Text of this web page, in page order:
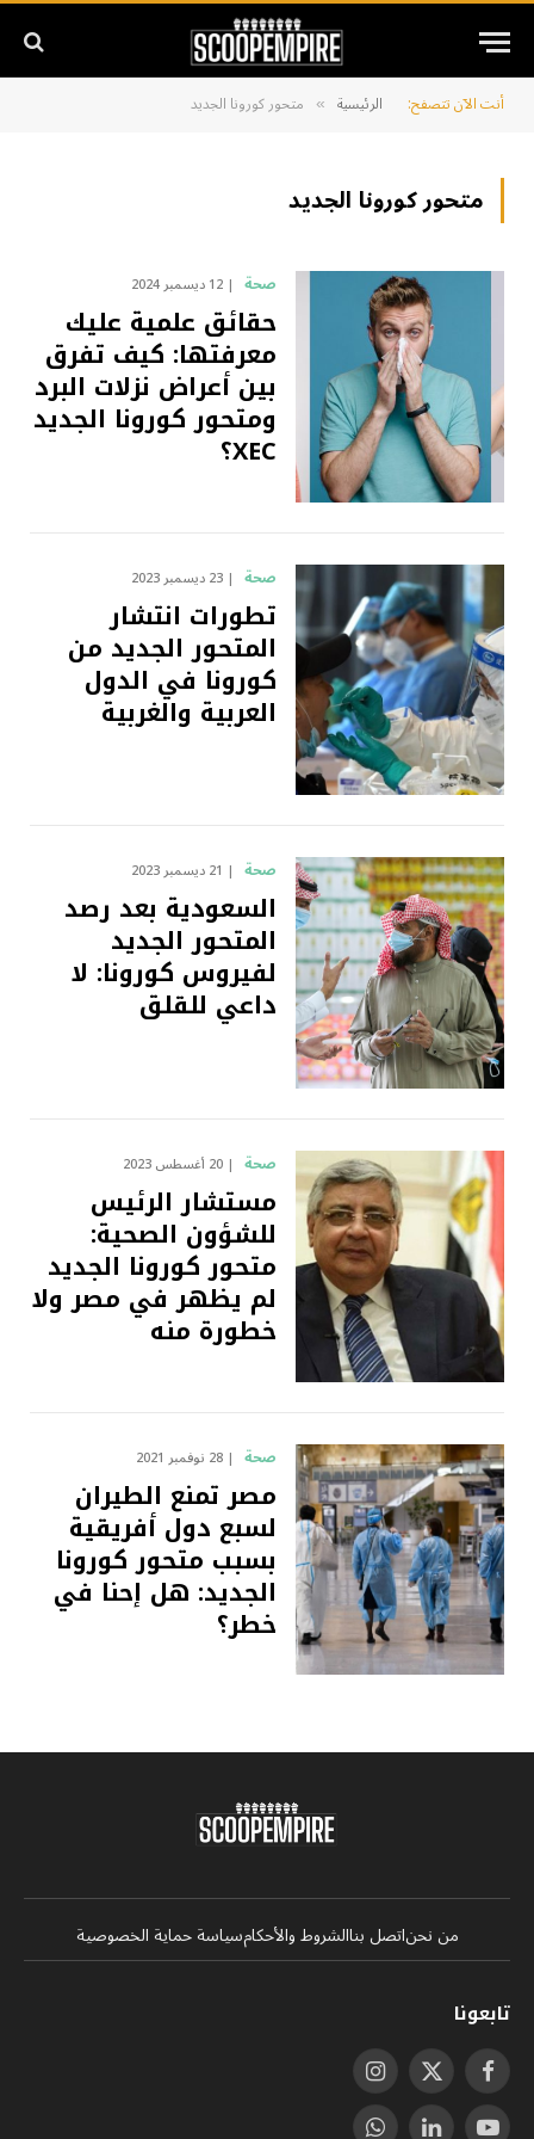
أنت الآن تتصفح: الرئيسية » متحور كورونا الجديد
متحور كورونا الجديد
صحة 12 ديسمبر 2024
حقائق علمية عليك
معرفتها: كيف تفرق
بين أعراض نزلات البرد
ومتحور كورونا الجديد
XEC؟
صحة 23 ديسمبر 2023
تطورات انتشار
المتحور الجديد من
كورونا في الدول
العربية والغربية
صحة 21 ديسمبر 2023
السعودية بعد رصد
المتحور الجديد
لفيروس كورونا: لا
داعي للقلق
صحة 20 أغسطس 2023
مستشار الرئيس
للشؤون الصحية:
متحور كورونا الجديد
لم يظهر في مصر ولا
خطورة منه
صحة 28 نوفمبر 2021
مصر تمنع الطيران
لسبع دول أفريقية
بسبب متحور كورونا
الجديد: هل إحنا في
خطر؟
من نحناتصل بناالشروط والأحكامسياسة حماية الخصوصية
تابعونا
فيسبوكX
(Twitter)
الانستغرام